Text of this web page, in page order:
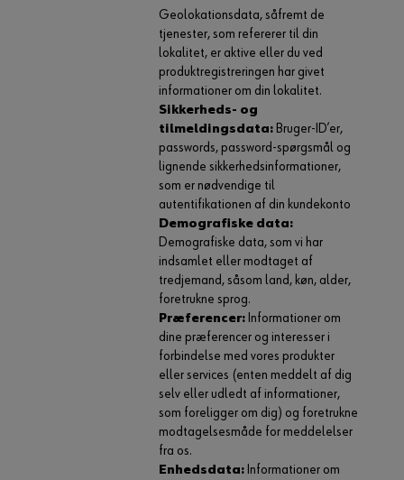
Geolokationsdata, såfremt de
tjenester, som refererer til din
lokalitet, er aktive eller du ved
produktregistreringen har givet
informationer om din lokalitet.
Sikkerheds- og
tilmeldingsdata:Bruger-ID’er,
passwords, password-spørgsmål og
lignende sikkerhedsinformationer,
som er nødvendige til
autentifikationen af din kundekonto
Demografiske data:
Demografiske data, som vi har
indsamlet eller modtaget af
tredjemand, såsom land, køn, alder,
foretrukne sprog.
Præferencer:Informationer om
dine præferencer og interesser i
forbindelse med vores produkter
eller services (enten meddelt af dig
selv eller udledt af informationer,
som foreligger om dig) og foretrukne
modtagelsesmåde for meddelelser
fra os.
Enhedsdata:Informationer om